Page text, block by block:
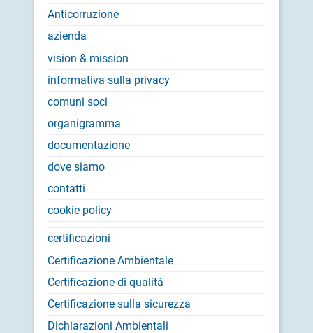
Anticorruzione
azienda
vision & mission
informativa sulla privacy
comuni soci
organigramma
documentazione
dove siamo
contatti
cookie policy
certificazioni
Certificazione Ambientale
Certificazione di qualità
Certificazione sulla sicurezza
Dichiarazioni Ambientali